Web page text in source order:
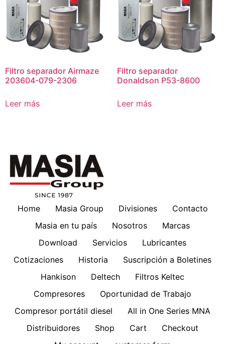
Filtro separador Airmaze
203604-079-2306
Leer más
Filtro separador
Donaldson P53-8600
Leer más
Home Masia Group Divisiones
Contacto
Masia en tu país
Nosotros
Marcas
Download
Servicios
Lubricantes
Cotizaciones
Historia
Suscripción a Boletines
Hankison
Deltech
Filtros Keltec
Compresores
Oportunidad de Trabajo
Compresor portátil diesel
All in One Series MNA
Distribuidores
Shop Cart
Checkout